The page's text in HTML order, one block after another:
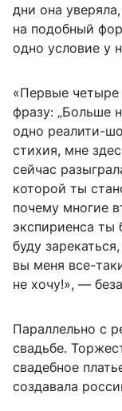
дни она
на подобный
одно условие у
«Первые
фразу: „Больше
одно реалити-
стихия, мне
сейчас
которой ты
почему многие
экспириенса ты
буду
вы меня все-
не хочу!», —
Параллельно с
свадьбе.
свадебное
создавала